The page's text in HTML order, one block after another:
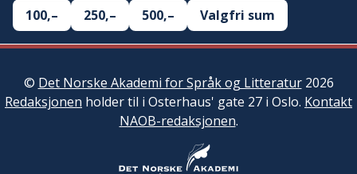
100,–
250,– 500,– Valgfri sum
© Det Norske Akademi for Språk og Litteratur2026
Redaksjonen holder til i Osterhaus' gate 27 i Oslo. Kontakt
NAOB-redaksjonen.